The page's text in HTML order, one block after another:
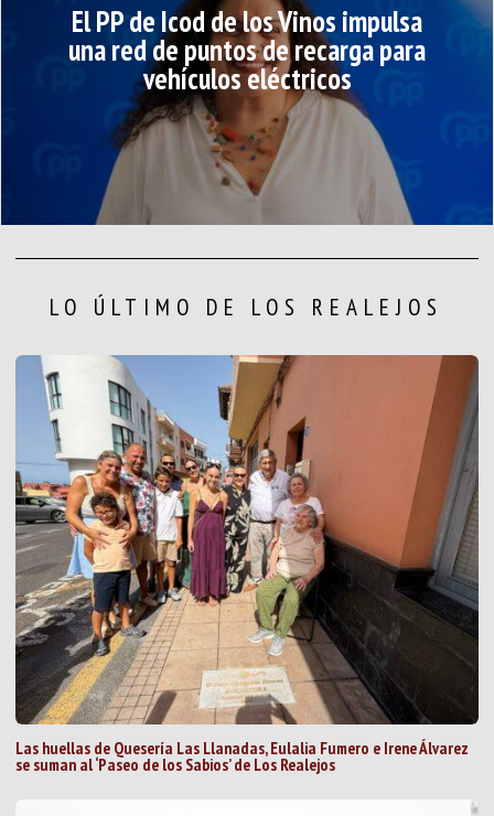
El PP de Icod de los Vinos impulsa
una red de puntos de recarga para
vehículos eléctricos
LO ÚLTIMO DE LOS REALEJOS
Las huellas de Quesería Las Llanadas, Eulalia Fumero e Irene Álvarez
se suman al ‘Paseo de los Sabios’ de Los Realejos